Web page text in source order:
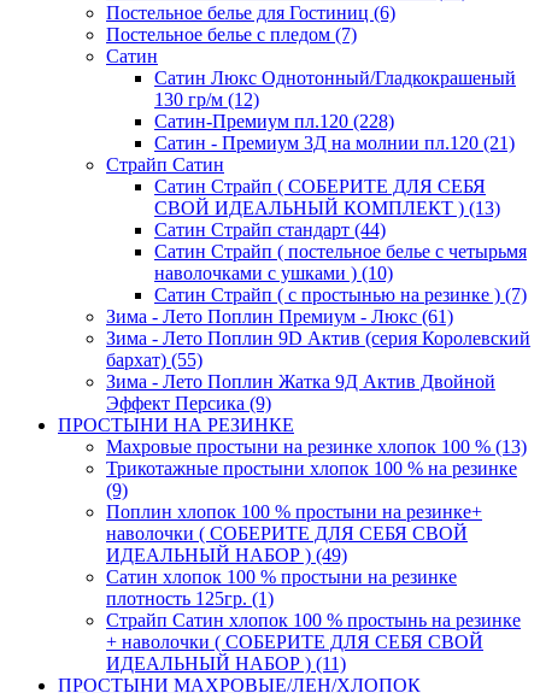
Постельное белье для Гостиниц (6)
Постельное белье с пледом (7)
Сатин
Сатин Люкс Однотонный/Гладкокрашеный
130 гр/м (12)
Сатин-Премиум пл.120 (228)
Сатин - Премиум 3Д на молнии пл.120 (21)
Страйп Сатин
Сатин Страйп ( СОБЕРИТЕ ДЛЯ СЕБЯ
СВОЙ ИДЕАЛЬНЫЙ КОМПЛЕКТ ) (13)
Сатин Страйп стандарт (44)
Сатин Страйп ( постельное белье с четырьмя
наволочками с ушками ) (10)
Сатин Страйп ( с простынью на резинке ) (7)
Зима - Лето Поплин Премиум - Люкс (61)
Зима - Лето Поплин 9D Актив (серия Королевский
бархат) (55)
Зима - Лето Поплин Жатка 9Д Актив Двойной
Эффект Персика (9)
ПРОСТЫНИ НА РЕЗИНКЕ
Махровые простыни на резинке хлопок 100 % (13)
Трикотажные простыни хлопок 100 % на резинке
(9)
Поплин хлопок 100 % простыни на резинке+
наволочки ( СОБЕРИТЕ ДЛЯ СЕБЯ СВОЙ
ИДЕАЛЬНЫЙ НАБОР ) (49)
Сатин хлопок 100 % простыни на резинке
плотность 125гр. (1)
Страйп Сатин хлопок 100 % простынь на резинке
+ наволочки ( СОБЕРИТЕ ДЛЯ СЕБЯ СВОЙ
ИДЕАЛЬНЫЙ НАБОР ) (11)
ПРОСТЫНИ МАХРОВЫЕ/ЛЕН/ХЛОПОК